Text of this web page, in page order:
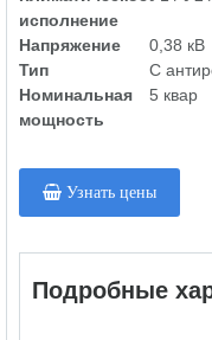
исполнение
Напряжение
0,38 кВ
Тип
С
Номинальная
мощность
5 квар
Узнать цены
Подробные